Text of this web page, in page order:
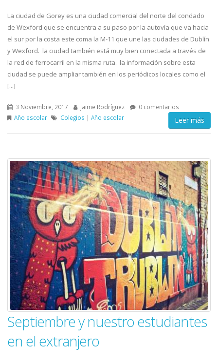
La ciudad de Gorey es una ciudad comercial del norte del condado
de Wexford que se encuentra a su paso por la autovía que va hacia
el sur por la costa este coma la M-11 que une las ciudades de Dublín
y Wexford. la ciudad también está muy bien conectada a través de
la red de ferrocarril en la misma ruta. la información sobre esta
ciudad se puede ampliar también en los periódicos locales como el
[...]
3 Noviembre, 2017 Jaime Rodríguez
0 comentarios
Año escolar
Colegios | Año escolar Leer más
Septiembre y nuestro estudiantes
en el extranjero